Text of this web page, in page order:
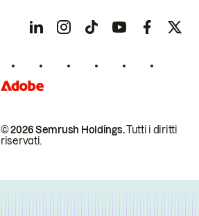
© 2026 Semrush Holdings.Tutti i diritti
riservati.